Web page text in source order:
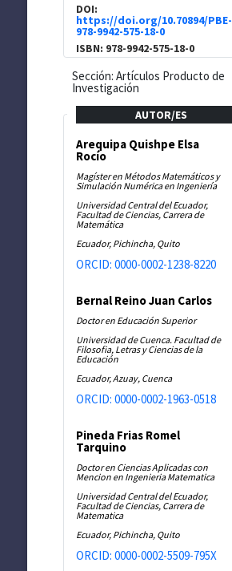
DOI:
https://doi.org/10.70894/PBE-
978-9942-575-18-0
ISBN: 978-9942-575-18-0
Sección: Artículos Producto de
Investigación
AUTOR/ES
Arequipa Quishpe Elsa
Rocío
Magíster en Métodos Matemáticos y
Simulación Numérica en Ingeniería
Universidad Central del Ecuador,
Facultad de Ciencias, Carrera de
Matemática
Ecuador, Pichincha, Quito
ORCID: 0000-0002-1238-8220
Bernal Reino Juan Carlos
Doctor en Educación Superior
Universidad de Cuenca. Facultad de
Filosofia, Letras y Ciencias de la
Educación
Ecuador, Azuay, Cuenca
ORCID: 0000-0002-1963-0518
Pineda Frias Romel
Tarquino
Doctor en Ciencias Aplicadas con
Mencion en Ingenieria Matematica
Universidad Central del Ecuador,
Facultad de Ciencias, Carrera de
Matematica
Ecuador, Pichincha, Quito
ORCID: 0000-0002-5509-795X